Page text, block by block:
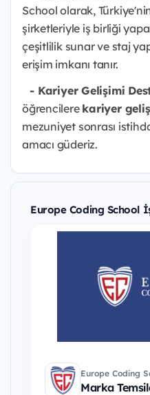
School olarak,
şirketleriyle iş birliği
çeşitlilik sunar ve staj
erişim imkanı tanır.
- Kariyer Gelişimi
öğrencilere kariyer
mezuniyet sonrası
amacı güderiz.
Europe Coding School
Europe Coding
Marka